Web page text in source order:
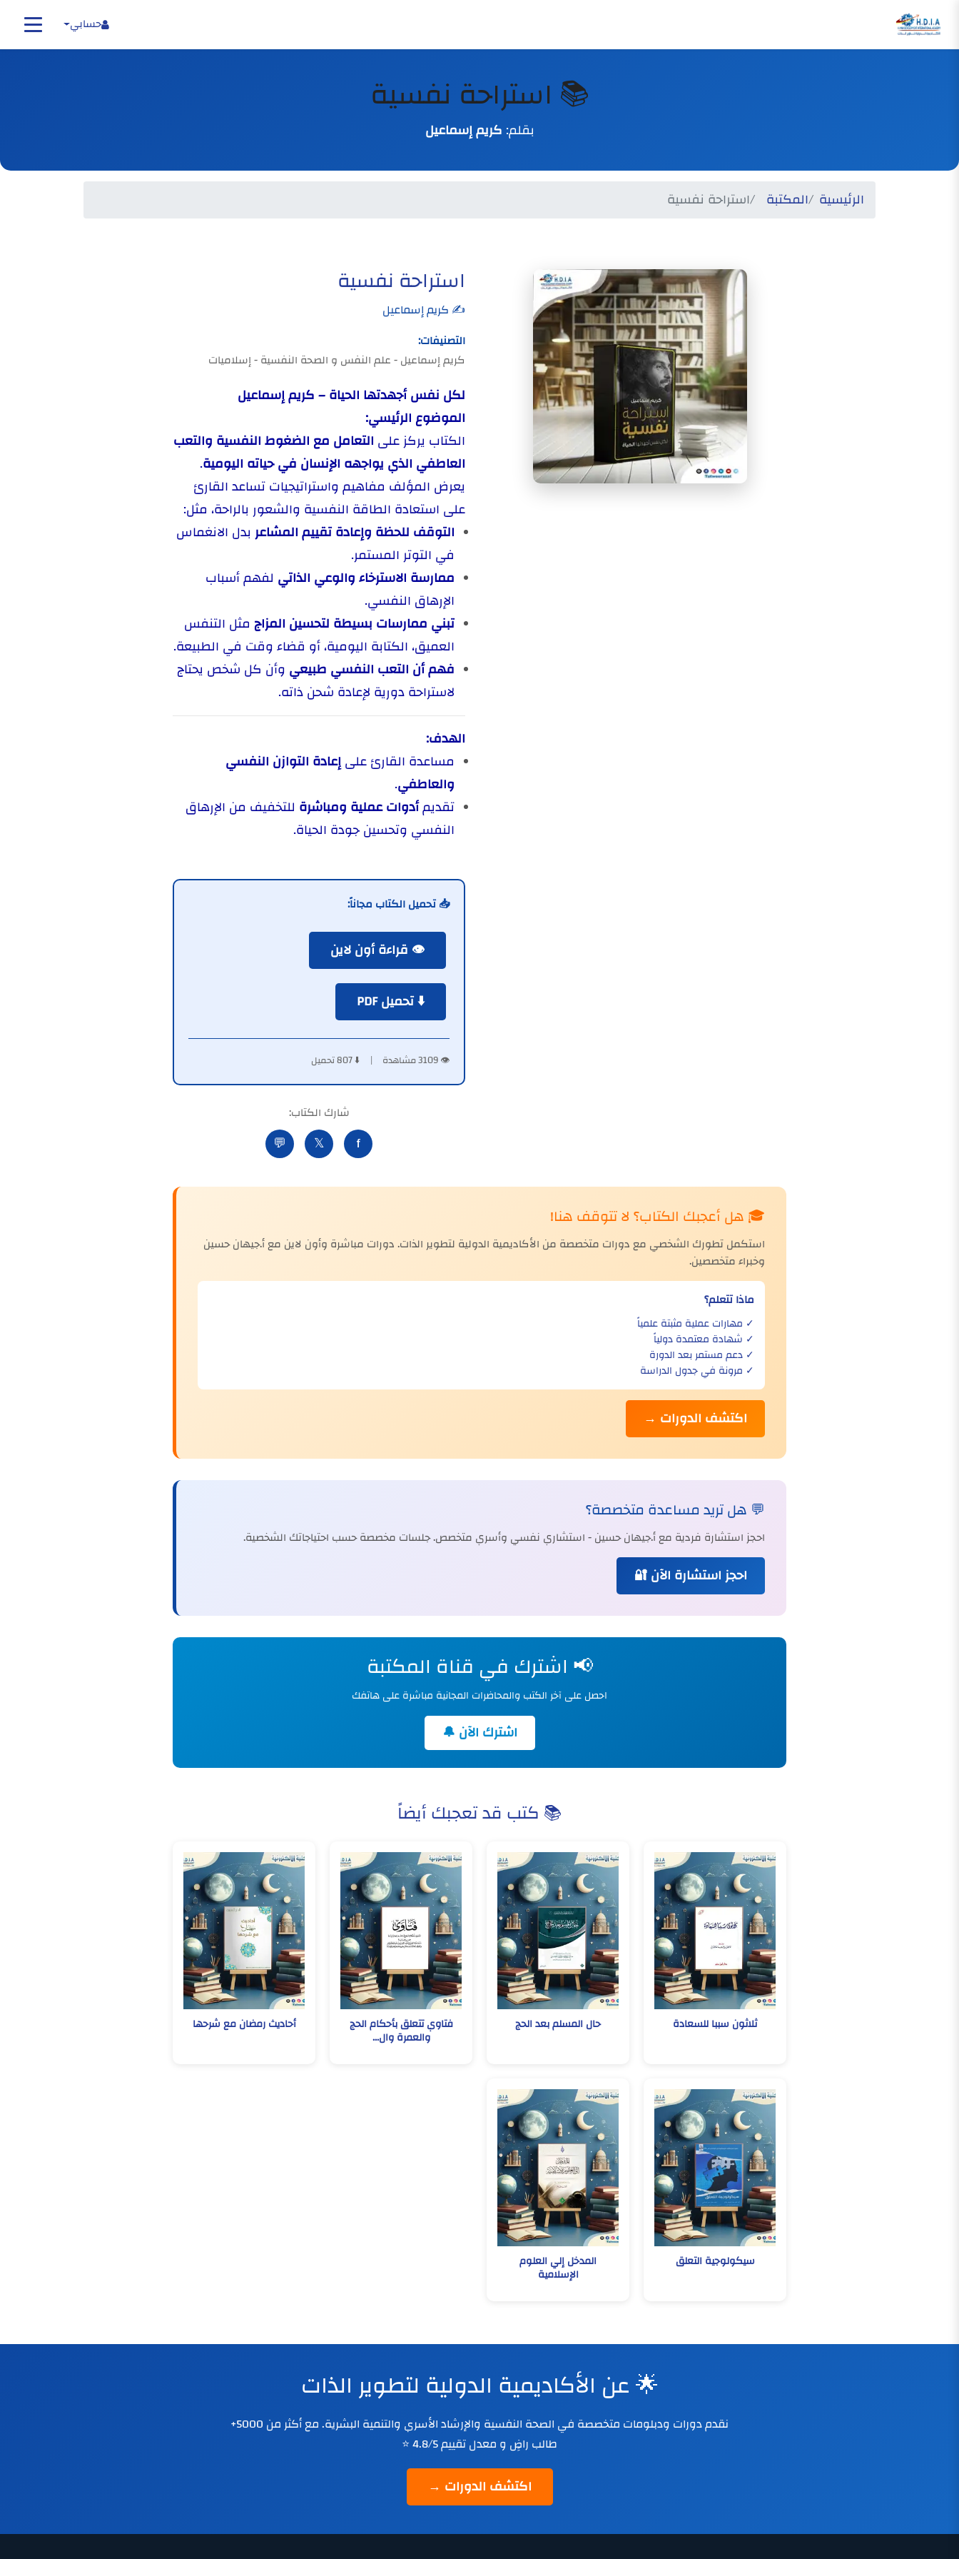
حسابي
📚 استراحة نفسية
بقلم: كريم إسماعيل
الرئيسية المكتبة استراحة نفسية
استراحة نفسية
✍️ كريم إسماعيل
التصنيفات:
كريم إسماعيل - علم النفس و الصحة النفسية - إسلاميات
لكل نفس أجهدتها الحياة – كريم إسماعيل
الموضوع الرئيسي:
الكتاب يركز على التعامل مع الضغوط النفسية والتعب
العاطفي الذي يواجهه الإنسان في حياته اليومية.
يعرض المؤلف مفاهيم واستراتيجيات تساعد القارئ
على استعادة الطاقة النفسية والشعور بالراحة، مثل:
التوقف للحظة وإعادة تقييم المشاعر بدل الانغماس
في التوتر المستمر.
ممارسة الاسترخاء والوعي الذاتي لفهم أسباب
الإرهاق النفسي.
تبني ممارسات بسيطة لتحسين المزاج مثل التنفس
العميق، الكتابة اليومية، أو قضاء وقت في الطبيعة.
فهم أن التعب النفسي طبيعي وأن كل شخص يحتاج
لاستراحة دورية لإعادة شحن ذاته.
الهدف:
مساعدة القارئ علىإعادة التوازن النفسي
والعاطفي.
تقديمأدوات عملية ومباشرة للتخفيف من الإرهاق
النفسي وتحسين جودة الحياة.
📥 تحميل الكتاب مجاناً:
👁️ قراءة أون لاين
⬇️ تحميل PDF
👁️ 3109 مشاهدة | ⬇️ 807 تحميل
شارك الكتاب:
f
𝕏
💬
🎓 هل أعجبك الكتاب؟ لا تتوقف هنا!
استكمل تطورك الشخصي مع دورات متخصصة من الأكاديمية الدولية لتطوير الذات. دورات مباشرة وأون لاين مع أ.جيهان حسين
وخبراء متخصصين.
ماذا تتعلم؟
✓ مهارات عملية مثبتة علمياً
✓ شهادة معتمدة دولياً
✓ دعم مستمر بعد الدورة
✓ مرونة في جدول الدراسة
اكتشف الدورات →
💬 هل تريد مساعدة متخصصة؟
احجز استشارة فردية مع أ.جيهان حسين - استشاري نفسي وأسري متخصص. جلسات مخصصة حسب احتياجاتك الشخصية.
احجز استشارة الآن 🔐
📢 اشترك في قناة المكتبة
احصل على آخر الكتب والمحاضرات المجانية مباشرة على هاتفك
اشترك الآن 🔔
📚 كتب قد تعجبك أيضاً
ثلاثون سببا للسعادة حال المسلم بعد الحج فتاوي تتعلق بأحكام الحج
والعمرة وال...
أحاديث رمضان مع شرحها
سيكولوجية التعلق المدخل إلي العلوم
الإسلامية
🌟 عن الأكاديمية الدولية لتطوير الذات
نقدم دورات ودبلومات متخصصة في الصحة النفسية والإرشاد الأسري والتنمية البشرية. مع أكثر من 5000+
طالب راضٍ و معدل تقييم 4.8/5 ⭐
اكتشف الدورات →